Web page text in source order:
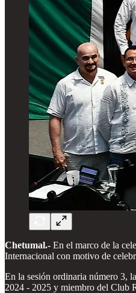
Chetumal.- En el marco de la
Internacional con motivo de
En la sesión ordinaria número 3,
2024 - 2025 y miembro del Club